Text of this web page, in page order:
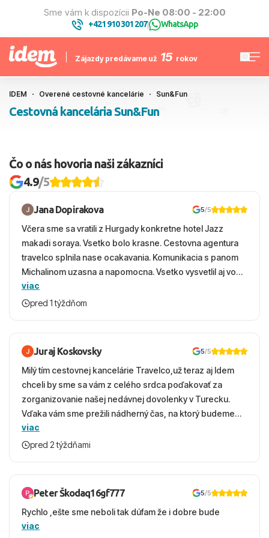
Sme vám k dispozícii Po-Ne 08:00 - 22:00
+421 910 301 207| WhatsApp
Zájazdy predávame už 15 rokov
IDEM Overené cestovné kancelárie Sun&Fun
Cestovná kancelária Sun&Fun
Čo o nás hovoria naši zákazníci
4.9/5
Jana Dopirakova 5/5
Včera sme sa vratili z Hurgady konkretne hotel Jazz
makadi soraya. Vsetko bolo krasne. Cestovna agentura
travelco splnila nase ocakavania. Komunikacia s panom
Michalinom uzasna a napomocna. Vsetko vysvetlil aj vo
vecernych hodinach zaco sa ospravedlnujem. Hotel
krasny, cisty. Sluzby top. Strava, prostredie, more,
viac
pred 1 týždňom
Juraj Koskovsky 5/5
Milý tím cestovnej kancelárie Travelco,už teraz aj Idem
chceli by sme sa vám z celého srdca poďakovať za
zorganizovanie našej nedávnej dovolenky v Turecku.
Vďaka vám sme prežili nádherný čas, na ktorý budeme
ešte dlho s úsmevom spomínať. ​Všetko prebehlo
absolútne hladko – od prvotného výberu zájazdu, cez
bola to trefa do čierneho! ​Čo nás dostalo najviac: ​Skvelé
služby a personál: Vždy usmievaví, ochotní a starostliví
ľudia. ​Gastro zážitok: Výborné, pestré a čerstvé jedlo
počas celého dňa. ​Areál a pláž: Nádherné, čisté
viac
pred 2 týždňami
Peter Škodaq16gf777 5/5
Rychlo ,ešte sme neboli tak dúfam že i dobre bude
viac